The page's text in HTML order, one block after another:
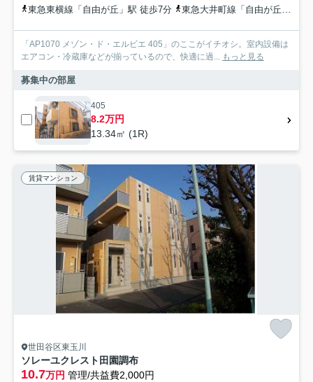
東急東横線「自由が丘」駅 徒歩7分
東急大井町線「自由が丘」駅 徒歩7分
「AP1070 メゾン・ド・エルビエ 405」のここがイチオシ。室内設備は
エアコン・冷蔵庫などが揃っているので、快適に過...
もっと見る
募集中の部屋
405
8.2万円
13.34㎡ (1R)
賃貸マンション
世田谷区東玉川
ソレーユクレスト田園調布
10.7万円 管理/共益費2,000円